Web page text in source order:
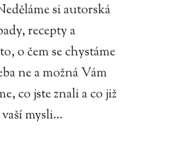
si autorská
recepty a
o čem se chystáme
ne a možná Vám
co jste znali a co již
vaší mysli…